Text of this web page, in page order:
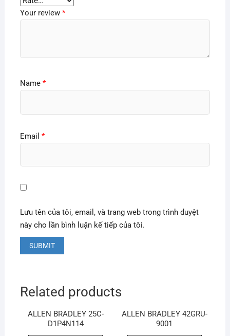
Your review *
Name *
Email *
Lưu tên của tôi, email, và trang web trong trình duyệt
này cho lần bình luận kế tiếp của tôi.
Related products
ALLEN BRADLEY 25C-
D1P4N114
ALLEN BRADLEY 42GRU-
9001